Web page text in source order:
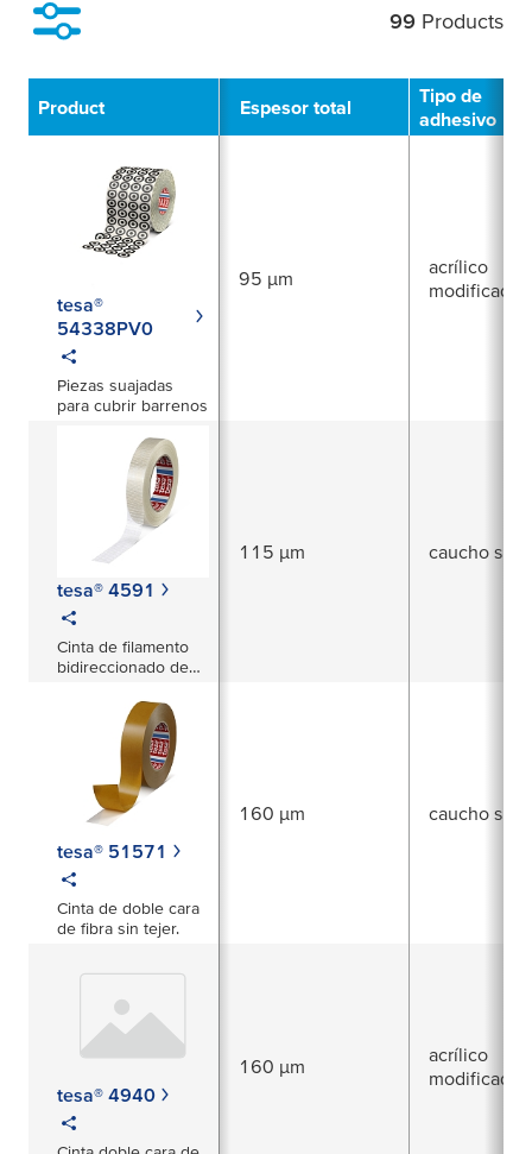
99 Products
Product Espesor total
Tipo de
adhesivo
tesa®
54338PV0
Piezas suajadas
para cubrir barrenos
95 µm
acrílico
modificado
tesa® 4591
Cinta de filamento
bidireccionado de
115 µm caucho
tesa® 51571
Cinta de doble cara
de fibra sin tejer.
160 µm caucho
tesa® 4940
160 µm
acrílico
modificado